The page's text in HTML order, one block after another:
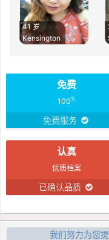
41 岁
Kensington
免费
100%
免费服务
认真
优质档案
已确认品质
我们努力为您